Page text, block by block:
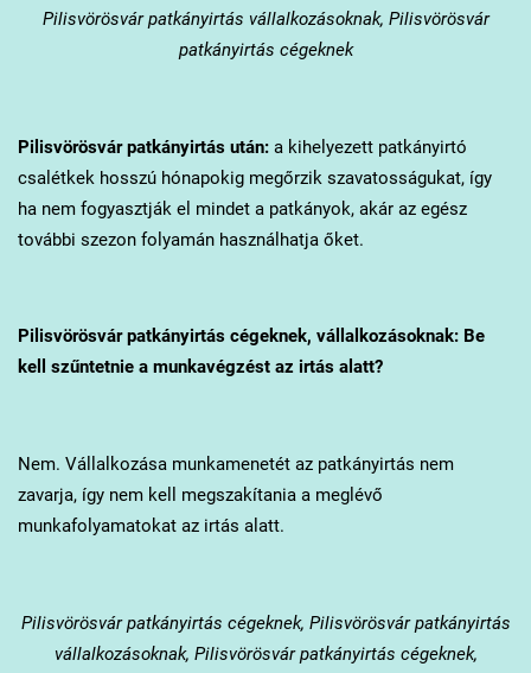
Pilisvörösvár patkányirtás vállalkozásoknak, Pilisvörösvár
patkányirtás cégeknek
Pilisvörösvárpatkányirtás után:a kihelyezett patkányirtó
csalétkek hosszú hónapokig megőrzik szavatosságukat, így
ha nem fogyasztják el mindet a patkányok, akár az egész
további szezon folyamán használhatja őket.
Pilisvörösvárpatkányirtás cégeknek, vállalkozásoknak: Be
kell szűntetnie a munkavégzést az irtás alatt?
Nem. Vállalkozása munkamenetét az patkányirtás nem
zavarja, így nem kell megszakítania a meglévő
munkafolyamatokat az irtás alatt.
Pilisvörösvárpatkányirtás cégeknek, Pilisvörösvár patkányirtás
vállalkozásoknak, Pilisvörösvár patkányirtás cégeknek,